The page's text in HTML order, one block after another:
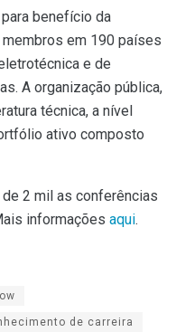
benefício da
em 190 países
e de
A organização pública,
técnica, a nível
ativo composto
2 mil as conferências
informações aqui.
de carreira